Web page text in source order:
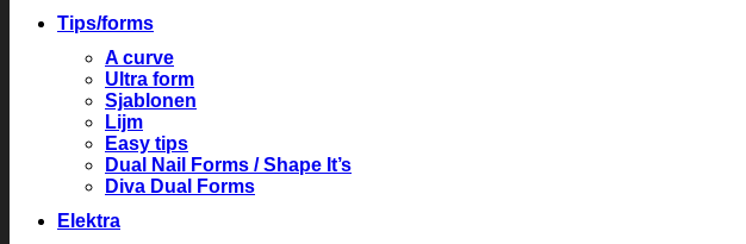
Tips/forms
A curve
Ultra form
Sjablonen
Lijm
Easy tips
Dual Nail Forms / Shape It’s
Diva Dual Forms
Elektra